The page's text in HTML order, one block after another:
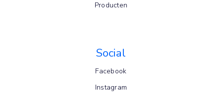
Producten
Social
Facebook
Instagram